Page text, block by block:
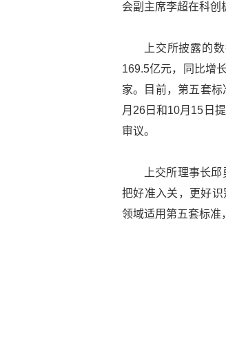
会副主席李超在科创
上交所披露的
169.5亿元，同比增
家。目前，第五套
月26日和10月15日
审议。
上交所理事长
把好准入关，更好
领域适用第五套标准